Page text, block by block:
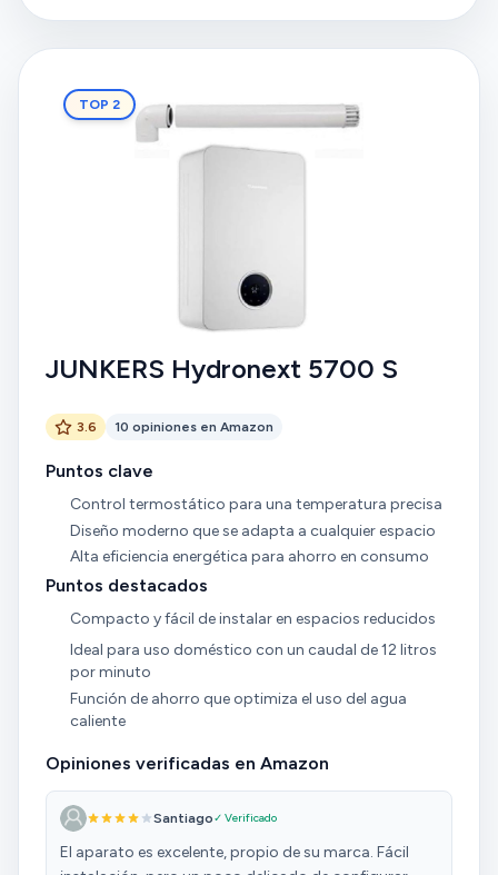
TOP 2
JUNKERS Hydronext 5700 S
3.6 10 opiniones en Amazon
Puntos clave
Control termostático para una temperatura precisa
Diseño moderno que se adapta a cualquier espacio
Alta eficiencia energética para ahorro en consumo
Puntos destacados
Compacto y fácil de instalar en espacios reducidos
Ideal para uso doméstico con un caudal de 12 litros
por minuto
Función de ahorro que optimiza el uso del agua
caliente
Opiniones verificadas en Amazon
Santiago✓ Verificado
El aparato es excelente, propio de su marca. Fácil